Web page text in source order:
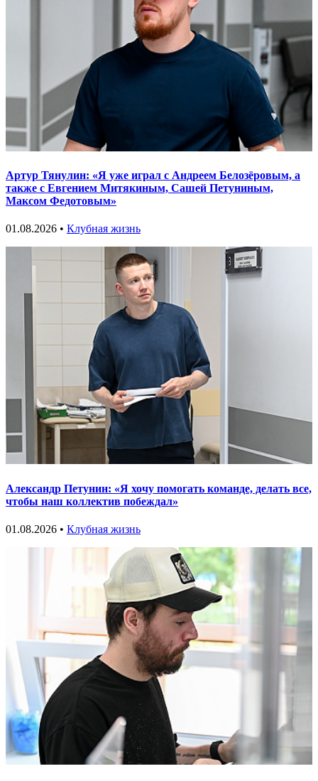
Артур Тянулин: «Я уже играл с Андреем Белозёровым, а
также с Евгением Митякиным, Сашей Петуниным,
Максом Федотовым»
01.08.2026 • Клубная жизнь
Александр Петунин: «Я хочу помогать команде, делать все,
чтобы наш коллектив побеждал»
01.08.2026 • Клубная жизнь